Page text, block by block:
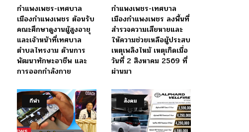
กำแพงเพชร-เทศบาล
เมืองกำแพงเพชร ต้อนรับ
คณะศึกษาดูงานผู้สูงอายุ
และเจ้าหน้าที่เทศบาล
ตำบลไทรงาม ด้านการ
พัฒนาทักษะอาชีพ และ
การออกกำลังกาย
กำแพงเพชร-เทศบาล
เมืองกำแพงเพชร ลงพื้นที่
สำรวจความเสียหายและ
ให้ความช่วยเหลือผู้ประสบ
เหตุเพลิงไหม้ เหตุเกิดเมื่อ
วันที่ 2 สิงหาคม 2569 ที่
ผ่านมา
กีฬา สังคม